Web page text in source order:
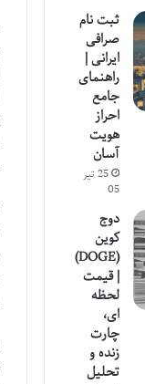
ثبت نام
صرافی
ایرانی |
راهنمای
جامع
احراز
هویت
آسان
25 تیر
05
دوج
کوین
(DOGE)
| قیمت
لحظه
ای،
چارت
زنده و
تحلیل